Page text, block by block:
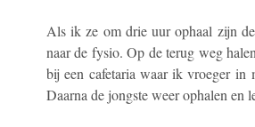
Als ik ze om drie uur ophaal zijn
naar de fysio. Op de terug weg
bij een cafetaria waar ik vroeger in
Daarna de jongste weer ophalen en